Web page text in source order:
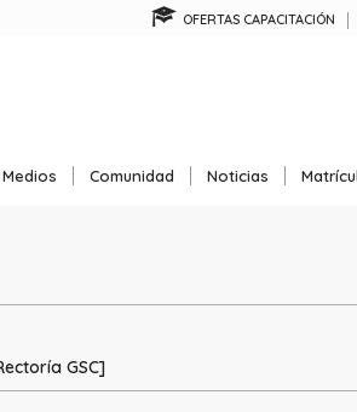
OFERTAS CAPACITACIÓN
Medios Comunidad Noticias
GSC]